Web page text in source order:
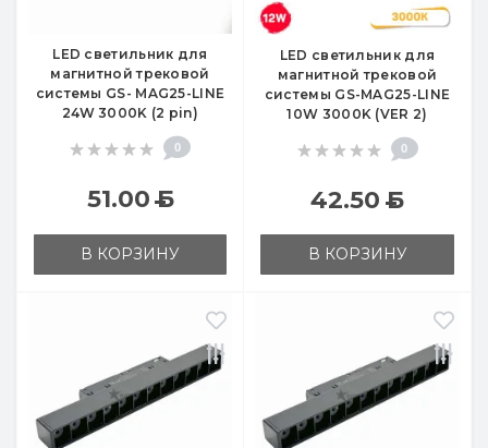
LED светильник для
магнитной трековой
системы GS- MAG25-LINE
24W 3000K (2 pin)
0
51.00Б
В КОРЗИНУ
LED светильник для
магнитной трековой
системы GS-MAG25-LINE
10W 3000K (VER 2)
0
42.50Б
В КОРЗИНУ